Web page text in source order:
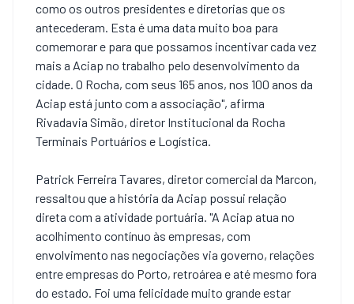
como os outros presidentes e diretorias que os
antecederam. Esta é uma data muito boa para
comemorar e para que possamos incentivar cada vez
mais a Aciap no trabalho pelo desenvolvimento da
cidade. O Rocha, com seus 165 anos, nos 100 anos da
Aciap está junto com a associação", afirma
Rivadavia Simão, diretor Institucional da Rocha
Terminais Portuários e Logística.
Patrick Ferreira Tavares, diretor comercial da Marcon,
ressaltou que a história da Aciap possui relação
direta com a atividade portuária. "A Aciap atua no
acolhimento contínuo às empresas, com
envolvimento nas negociações via governo, relações
entre empresas do Porto, retroárea e até mesmo fora
do estado. Foi uma felicidade muito grande estar